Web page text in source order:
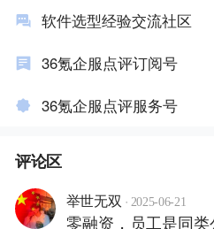
软件选型经验交流社区
36氪企服点评订阅号
36氪企服点评服务号
评论区
举世无双 · 2025-06-21
零融资，员工是同